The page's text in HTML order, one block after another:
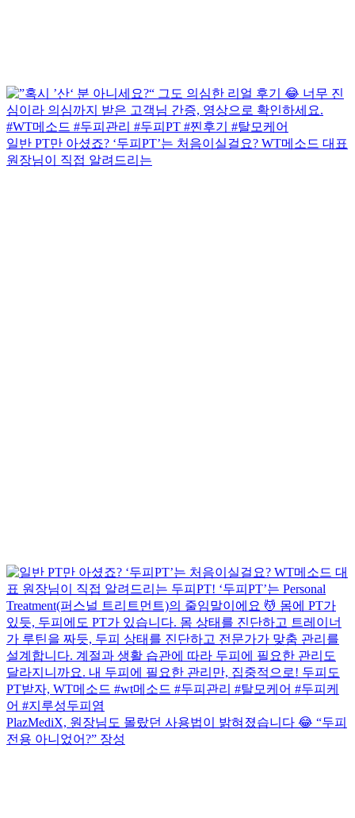
일반 PT만 아셨죠? ‘두피PT’는 처음이실걸요? WT메소드 대표
원장님이 직접 알려드리는
PlazMediX, 원장님도 몰랐던 사용법이 밝혀졌습니다 😂 “두피
전용 아니었어?” 장성